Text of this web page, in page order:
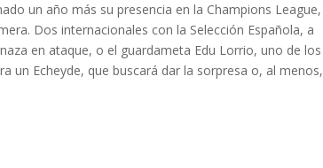
un año más su presencia en la Champions League,
Dos internacionales con la Selección Española, a
en ataque, o el guardameta Edu Lorrio, uno de los
un Echeyde, que buscará dar la sorpresa o, al menos,